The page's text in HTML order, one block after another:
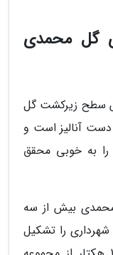
گل محمدی
سطح زیرکشت گل
آنالیز است و
را به خوبی محقق
بیش از سه
را تشکیل